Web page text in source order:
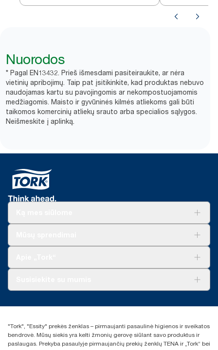
Nuorodos
* Pagal EN13432. Prieš išmesdami pasiteiraukite, ar nėra
vietinių apribojimų. Taip pat įsitikinkite, kad produktas nebuvo
naudojamas kartu su pavojingomis ar nekompostuojamomis
medžiagomis. Maisto ir gyvūninės kilmės atliekoms gali būti
taikomos komercinių atliekų srauto arba specialios sąlygos.
Neišmeskite į aplinką.​
+370 5 268 3455
UAB Essity Lithuania
Naugarduko g. 98
LT-03160 Vilnius, Lietuva
"Tork", "Essity" prekės ženklas – pirmaujanti pasaulinė higienos ir sveikatos
bendrovė. Mūsų siekis yra kelti žmonių gerovę siūlant savo produktus ir
paslaugas. Prekyba pasaulyje pirmaujančių prekių ženklų TENA ir „Tork“ bei